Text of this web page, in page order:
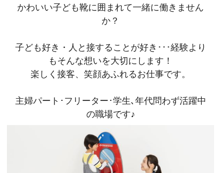
かわいい子ども靴に囲まれて一緒に働きません
か？
子ども好き・人と接することが好き･･･経験より
もそんな想いを大切にします！
楽しく接客、笑顔あふれるお仕事です。
主婦パート･フリーター･学生､年代問わず活躍中
の職場です♪